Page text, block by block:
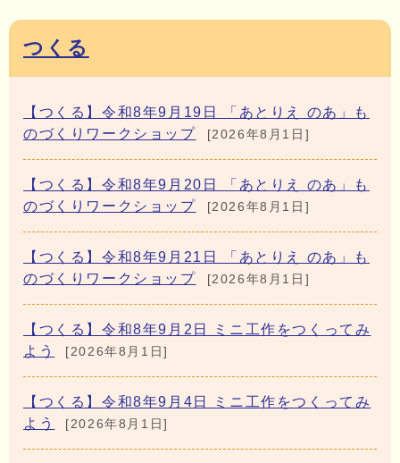
つくる
【つくる】令和8年9月19日 「あとりえ のあ」も
のづくりワークショップ
[2026年8月1日]
【つくる】令和8年9月20日 「あとりえ のあ」も
のづくりワークショップ
[2026年8月1日]
【つくる】令和8年9月21日 「あとりえ のあ」も
のづくりワークショップ
[2026年8月1日]
【つくる】令和8年9月2日 ミニ工作をつくってみ
よう
[2026年8月1日]
【つくる】令和8年9月4日 ミニ工作をつくってみ
よう
[2026年8月1日]